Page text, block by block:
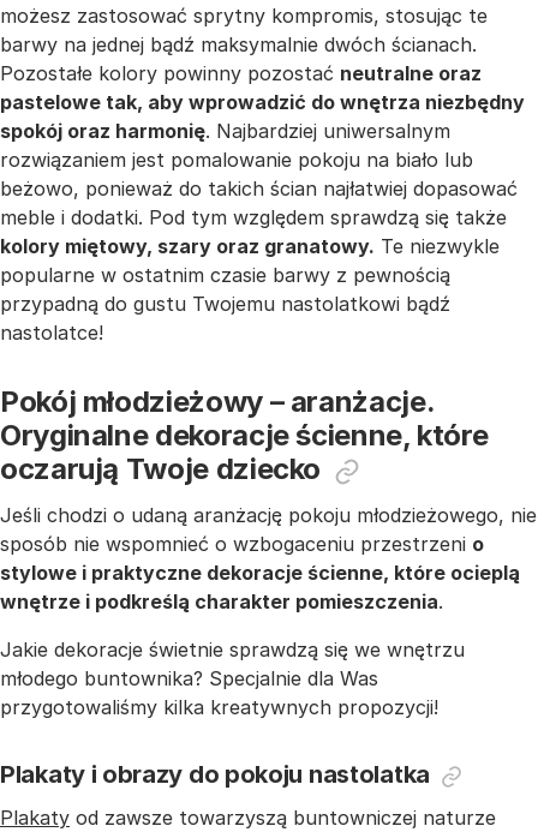
możesz zastosować sprytny kompromis, stosując te
barwy na jednej bądź maksymalnie dwóch ścianach.
Pozostałe kolory powinny pozostać neutralne oraz
pastelowe tak, aby wprowadzić do wnętrza niezbędny
spokój oraz harmonię. Najbardziej uniwersalnym
rozwiązaniem jest pomalowanie pokoju na biało lub
beżowo, ponieważ do takich ścian najłatwiej dopasować
meble i dodatki. Pod tym względem sprawdzą się także
kolory miętowy, szary oraz granatowy. Te niezwykle
popularne w ostatnim czasie barwy z pewnością
przypadną do gustu Twojemu nastolatkowi bądź
nastolatce!
Pokój młodzieżowy – aranżacje.
Oryginalne dekoracje ścienne, które
oczarują Twoje dziecko
Jeśli chodzi o udaną aranżację pokoju młodzieżowego, nie
sposób nie wspomnieć o wzbogaceniu przestrzeni o
stylowe i praktyczne dekoracje ścienne, które ocieplą
wnętrze i podkreślą charakter pomieszczenia.
Jakie dekoracje świetnie sprawdzą się we wnętrzu
młodego buntownika? Specjalnie dla Was
przygotowaliśmy kilka kreatywnych propozycji!
Plakaty i obrazy do pokoju nastolatka
Plakaty od zawsze towarzyszą buntowniczej naturze